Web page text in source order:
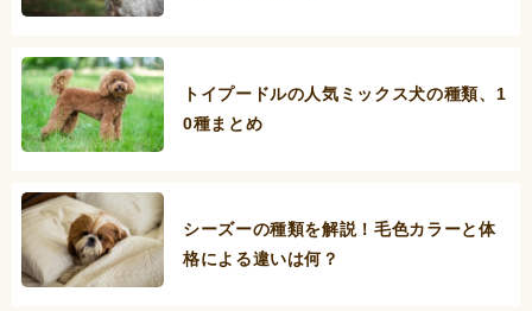
トイプードルの人気ミックス犬の種類、1
0種まとめ
シーズーの種類を解説！毛色カラーと体
格による違いは何？